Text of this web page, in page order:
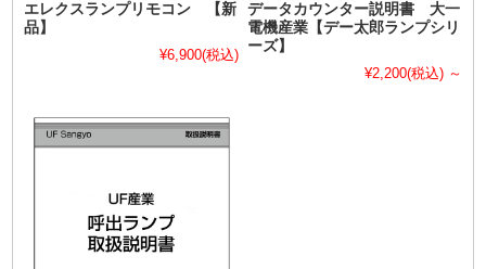
エレクスランプリモコン 【新
品】
¥6,900(税込)
データカウンター説明書 大一
電機産業【デー太郎ランプシリ
ーズ】
¥2,200(税込) ～